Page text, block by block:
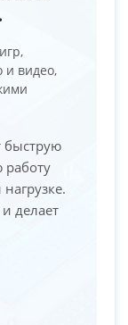
и видео,
быструю
делает